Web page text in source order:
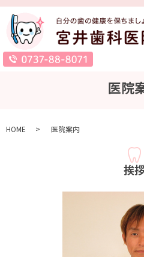
医院
HOME 医院案内
挨